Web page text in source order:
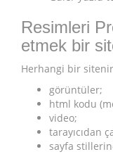
Resimleri
etmek bir
Herhangi bir
görüntüler;
html kodu
video;
tarayıcıdan
sayfa